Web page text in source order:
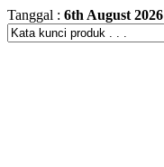
Tanggal : 6th August 2026